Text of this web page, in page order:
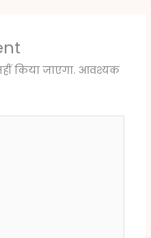
किया जाएगा. आवश्यक